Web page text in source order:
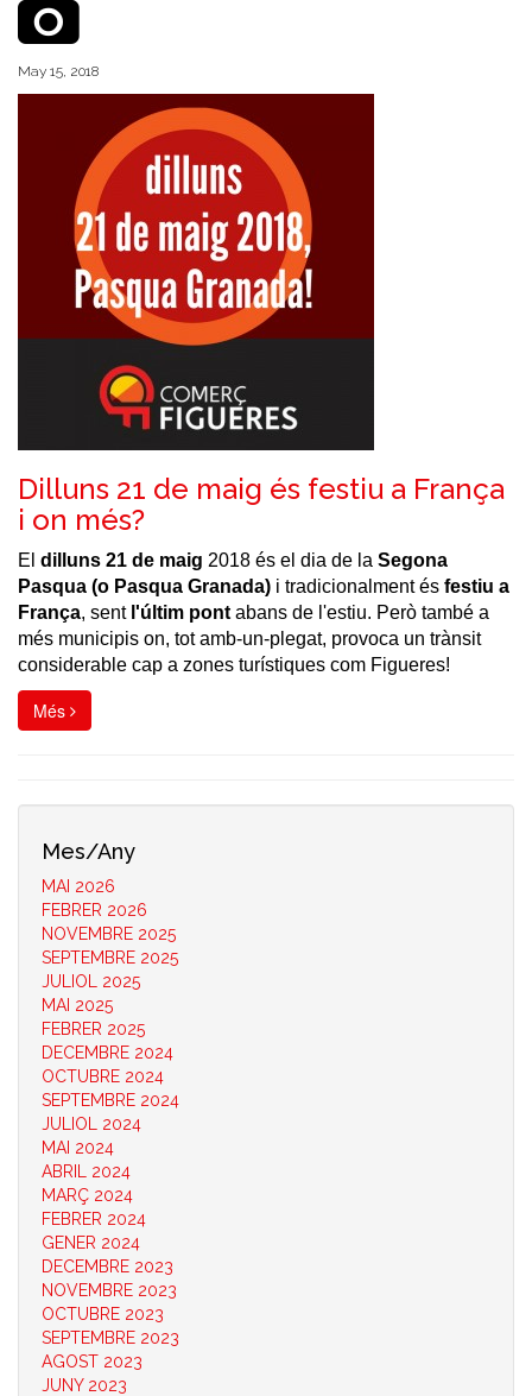
May 15, 2018
Dilluns 21 de maig és festiu a França
i on més?
El dilluns 21 de maig 2018 és el dia de la Segona
Pasqua (o Pasqua Granada) i tradicionalment és festiu a
França, sent l'últim pont abans de l'estiu. Però també a
més municipis on, tot amb-un-plegat, provoca un trànsit
considerable cap a zones turístiques com Figueres!
Més
Mes/Any
MAI 2026
FEBRER 2026
NOVEMBRE 2025
SEPTEMBRE 2025
JULIOL 2025
MAI 2025
FEBRER 2025
DECEMBRE 2024
OCTUBRE 2024
SEPTEMBRE 2024
JULIOL 2024
MAI 2024
ABRIL 2024
MARÇ 2024
FEBRER 2024
GENER 2024
DECEMBRE 2023
NOVEMBRE 2023
OCTUBRE 2023
SEPTEMBRE 2023
AGOST 2023
JUNY 2023